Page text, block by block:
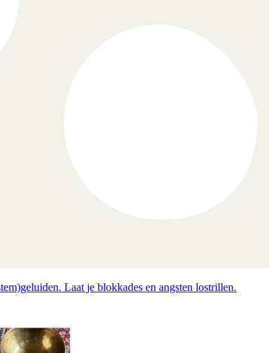
Laat je blokkades en angsten lostrillen.